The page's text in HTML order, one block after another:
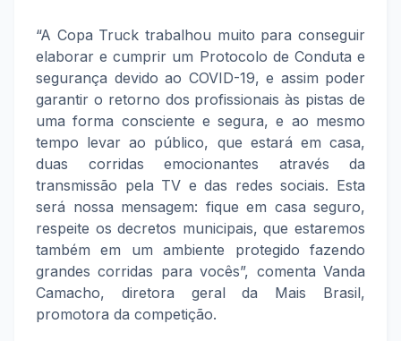
“A Copa Truck trabalhou muito para conseguir
elaborar e cumprir um Protocolo de Conduta e
segurança devido ao COVID-19, e assim poder
garantir o retorno dos profissionais às pistas de
uma forma consciente e segura, e ao mesmo
tempo levar ao público, que estará em casa,
duas corridas emocionantes através da
transmissão pela TV e das redes sociais. Esta
será nossa mensagem: fique em casa seguro,
respeite os decretos municipais, que estaremos
também em um ambiente protegido fazendo
grandes corridas para vocês”, comenta Vanda
Camacho, diretora geral da Mais Brasil,
promotora da competição.